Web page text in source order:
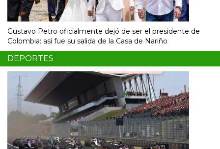
Gustavo Petro oficialmente dejó de ser el presidente de
Colombia: así fue su salida de la Casa de Nariño
DEPORTES